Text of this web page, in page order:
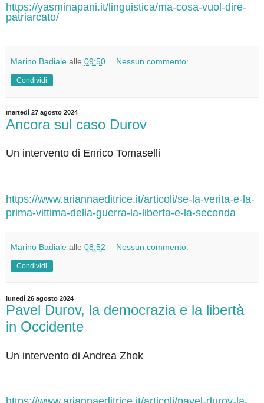
https://yasminapani.it/linguistica/ma-cosa-vuol-dire-
patriarcato/
Marino Badiale alle 09:50 Nessun commento:
Condividi
martedì 27 agosto 2024
Ancora sul caso Durov
Un intervento di Enrico Tomaselli
https://www.ariannaeditrice.it/articoli/se-la-verita-e-la-
prima-vittima-della-guerra-la-liberta-e-la-seconda
Marino Badiale alle 08:52 Nessun commento:
Condividi
lunedì 26 agosto 2024
Pavel Durov, la democrazia e la libertà
in Occidente
Un intervento di Andrea Zhok